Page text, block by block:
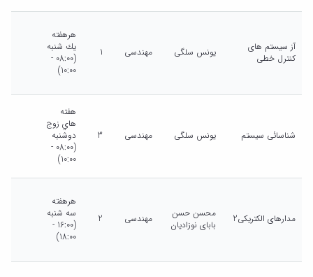
آز سیستم های
کنترل خطی
یونس سلگی مهندسی 1
هرهفته
يك شنبه
(08:00 -
10:00)
شناسائی سیستم یونس سلگی مهندسی 3
هفته
هاي زوج
دوشنبه
(08:00 -
10:00)
مدارهای الکتریکی2
محسن حسن
بابای نوزادیان
مهندسی 2
هرهفته
سه شنبه
(16:00 -
18:00)